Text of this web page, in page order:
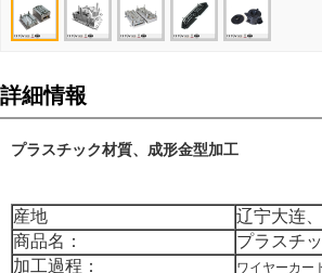
詳細情報
プラスチック材質、成形金型加工
産地
辽宁大连
商品名：
プラスチ
加工過程：
ワイヤーカー